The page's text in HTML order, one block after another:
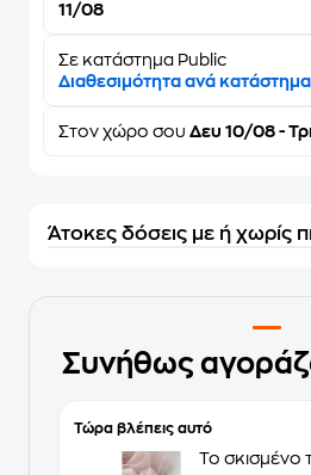
11/08
Σε κατάστημα Public
Διαθεσιμότητα ανά κατάστημα
Στον χώρο σου Δευ 10/08 -
Άτοκες δόσεις με ή χωρίς
Συνήθως
Τώρα βλέπεις αυτό
Το σκισμένο